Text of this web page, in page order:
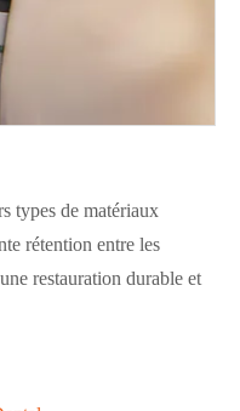
types de matériaux
rétention entre les
restauration durable et